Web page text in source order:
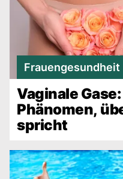
Frauengesundheit
Vaginale
Phänomen,
spricht